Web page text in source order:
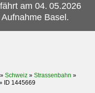
am 04. 05.2026
Basel.
» Schweiz » Strassenbahn »
ID 1445669